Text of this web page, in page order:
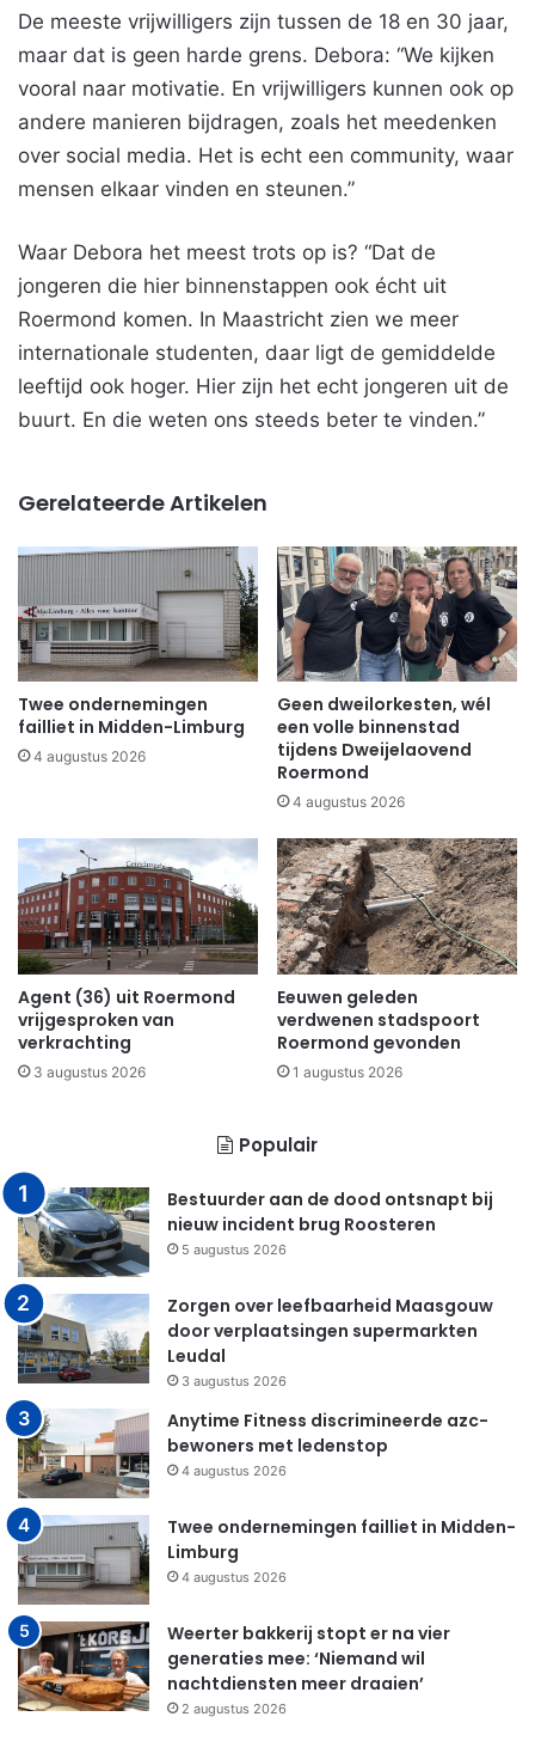
De meeste vrijwilligers zijn tussen de 18 en 30 jaar,
maar dat is geen harde grens. Debora: “We kijken
vooral naar motivatie. En vrijwilligers kunnen ook op
andere manieren bijdragen, zoals het meedenken
over social media. Het is echt een community, waar
mensen elkaar vinden en steunen.”
Waar Debora het meest trots op is? “Dat de
jongeren die hier binnenstappen ook écht uit
Roermond komen. In Maastricht zien we meer
internationale studenten, daar ligt de gemiddelde
leeftijd ook hoger. Hier zijn het echt jongeren uit de
buurt. En die weten ons steeds beter te vinden.”
Gerelateerde Artikelen
Twee ondernemingen
failliet in Midden-Limburg
4 augustus 2026
Geen dweilorkesten, wél
een volle binnenstad
tijdens Dweijelaovend
Roermond
4 augustus 2026
Agent (36) uit Roermond
vrijgesproken van
verkrachting
3 augustus 2026
Eeuwen geleden
verdwenen stadspoort
Roermond gevonden
1 augustus 2026
Populair
Bestuurder aan de dood ontsnapt bij
nieuw incident brug Roosteren
5 augustus 2026
Zorgen over leefbaarheid Maasgouw
door verplaatsingen supermarkten
Leudal
3 augustus 2026
Anytime Fitness discrimineerde azc-
bewoners met ledenstop
4 augustus 2026
Twee ondernemingen failliet in Midden-
Limburg
4 augustus 2026
Weerter bakkerij stopt er na vier
generaties mee: ‘Niemand wil
nachtdiensten meer draaien’
2 augustus 2026